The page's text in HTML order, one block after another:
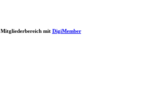
Mitgliederbereich mit DigiMember